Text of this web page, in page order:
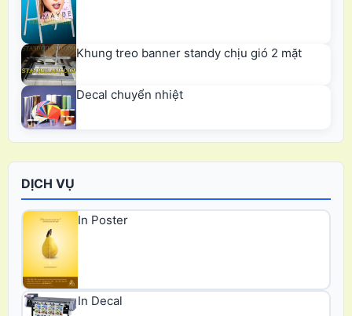
Khung treo banner standy chịu gió 2 mặt
Decal chuyển nhiệt
DỊCH VỤ
In Poster
In Decal